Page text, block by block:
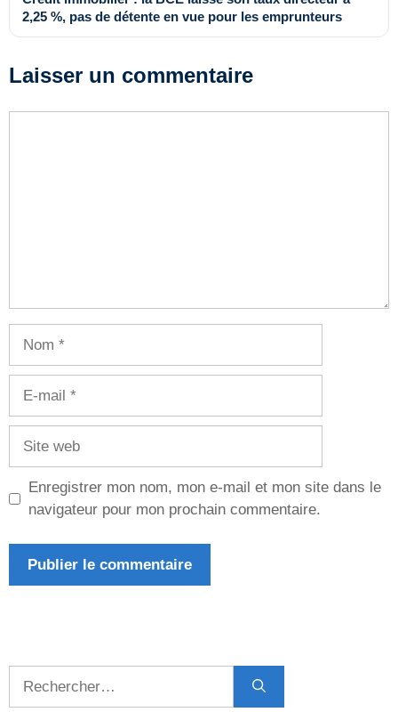
2,25 %, pas de détente en vue pour les emprunteurs
Laisser un commentaire
Enregistrer mon nom, mon e-mail et mon site dans le
navigateur pour mon prochain commentaire.